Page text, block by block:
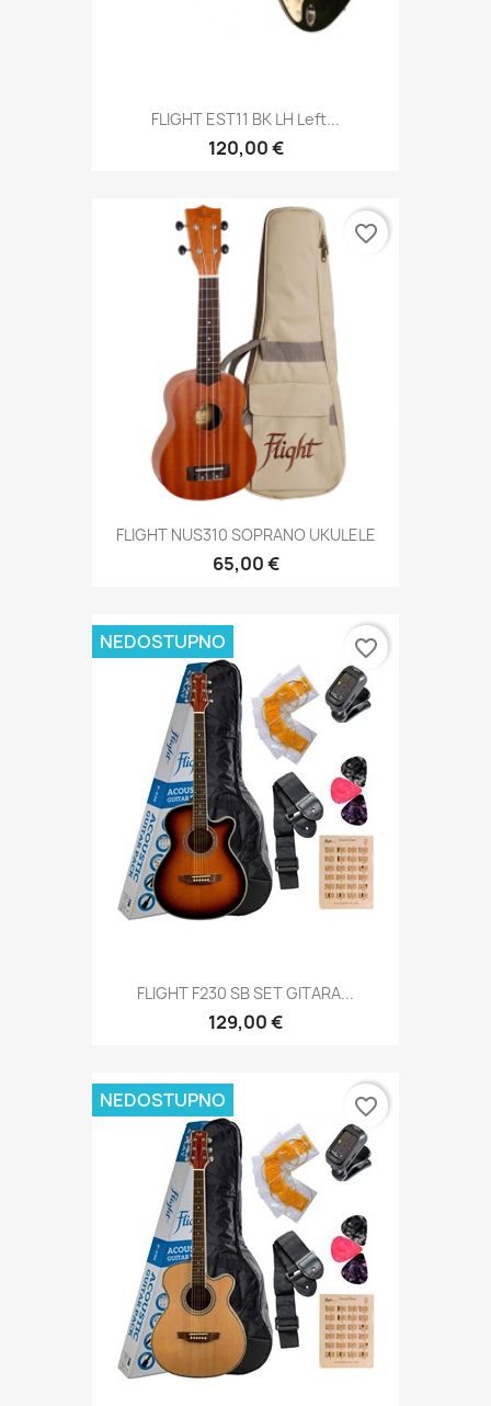
FLIGHT EST11 BK LH Left...
120,00 €
FLIGHT NUS310 SOPRANO UKULELE
65,00 €
favorite_border
FLIGHT F230 SB SET GITARA...
129,00 €
NEDOSTUPNO favorite_border
NEDOSTUPNO favorite_border